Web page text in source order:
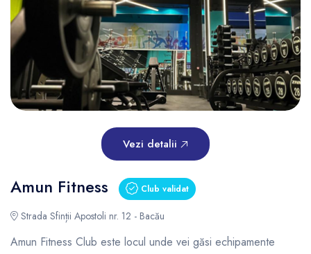
Vezi detalii
Amun Fitness Club validat
Strada Sfinții Apostoli nr. 12 - Bacău
Amun Fitness Club este locul unde vei găsi echipamente